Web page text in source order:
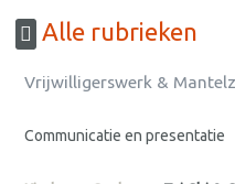
Alle rubrieken
Vrijwilligerswerk &
Communicatie en presentatie